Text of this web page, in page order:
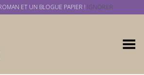
Basculer
ET UN BLOGUE PAPIER ! IGNORER